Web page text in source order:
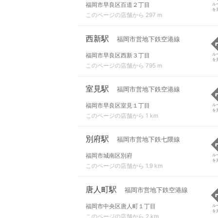
福岡市早良区百道２丁目
このページの店舗から 297 m
ル
を
西新駅 福岡市営地下鉄空港線
福岡市早良区西新３丁目
このページの店舗から 795 m
ル
を
室見駅 福岡市営地下鉄空港線
福岡市早良区室見１丁目
このページの店舗から 1 km
ル
を
別府駅 福岡市営地下鉄七隈線
福岡市城南区別府
このページの店舗から 1.9 km
ル
を
唐人町駅 福岡市営地下鉄空港線
福岡市中央区唐人町１丁目
このページの店舗から 2 km
ル
を